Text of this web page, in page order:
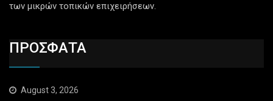
των μικρών τοπικών επιχειρήσεων.
ΠΡΟΣΦΑΤΑ
August 3, 2026